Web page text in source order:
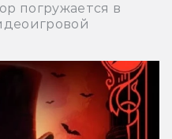
погружается в